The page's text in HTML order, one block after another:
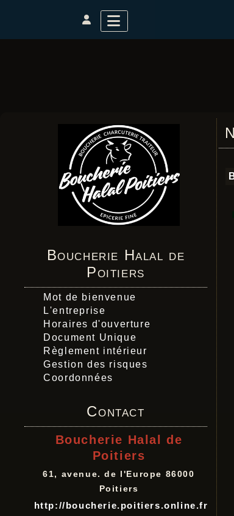
Boucherie Halal de
Poitiers
Mot de bienvenue
L'entreprise
Horaires d'ouverture
Document Unique
Règlement intérieur
Gestion des risques
Coordonnées
Contact
Boucherie Halal de
Poitiers
61, avenue. de l'Europe 86000
Poitiers
http://boucherie.poitiers.online.fr